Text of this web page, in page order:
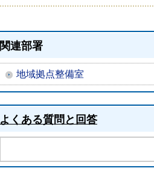
関連部署
地域拠点整備室
よくある質問と回答